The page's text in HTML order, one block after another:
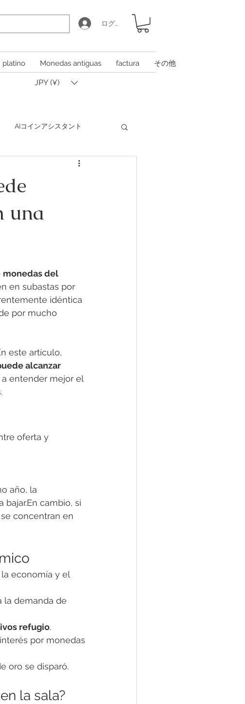
ログイン
platino Monedas antiguas factura その他
JPY (¥)
AIコインアシスタント
Coin Calculator Q&A
una
monedas del
en subastas por
idéntica
por mucho
este artículo,
alcanzar
entender mejor el
oferta y
año, la
cambio, si
concentran en
economía y el
la demanda de
refugio.
por monedas
oro se disparó.
la sala?